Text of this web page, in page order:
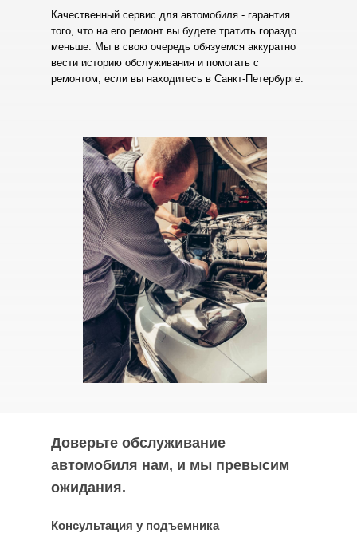
Качественный сервис для автомобиля - гарантия
того, что на его ремонт вы будете тратить гораздо
меньше. Мы в свою очередь обязуемся аккуратно
вести историю обслуживания и помогать с
ремонтом, если вы находитесь в Санкт-Петербурге.
Доверьте обслуживание
автомобиля нам, и мы превысим
ожидания.
Консультация у подъемника